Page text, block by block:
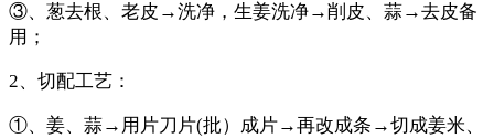
③、葱去根、老皮→洗净，生姜洗净→削皮、蒜→去皮备
用；
2、切配工艺：
①、姜、蒜→用片刀片(批）成片→再改成条→切成姜米、